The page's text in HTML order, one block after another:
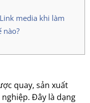
media khi làm
nào?
quay, sản xuất
Đây là dạng